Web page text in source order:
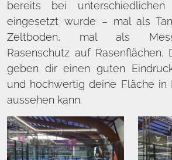
bereits bei unterschiedlichen
eingesetzt wurde – mal als
Zeltboden, mal als
Rasenschutz auf Rasenflächen.
geben dir einen guten
und hochwertig deine Fläche in
aussehen kann.